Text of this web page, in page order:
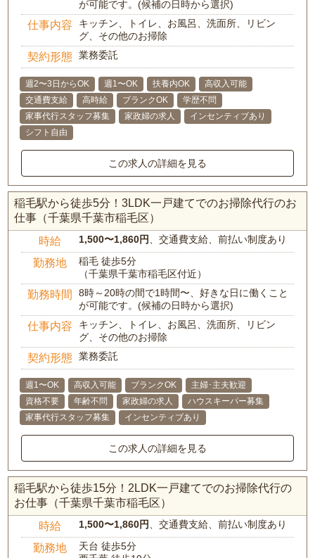
が可能です。(候補の日時から選択)
仕事内容
キッチン、トイレ、お風呂、洗面所、リビン
グ、その他のお掃除
契約形態 業務委託
週2〜3日からOK 週1〜OK 扶養内OK
高収入可能
交通費支給
高時給 ブランクOK
学歴不問
家事代行スタッフ募集
家政婦の求人
インセンティブあり
シフト自由
この求人の詳細を見る
稲毛駅から徒歩5分！3LDK一戸建てでのお掃除代行のお
仕事（千葉県千葉市稲毛区）
時給 1,500〜1,860円 、交通費支給、前払い制度あり
勤務地
稲毛 徒歩5分
（千葉県千葉市稲毛区付近）
勤務時間
8時～20時の間で1時間〜、好きな日に働くこと
が可能です。(候補の日時から選択)
仕事内容
キッチン、トイレ、お風呂、洗面所、リビン
グ、その他のお掃除
契約形態 業務委託
週1〜OK 高収入可能 ブランクOK
主婦･主夫歓迎
資格不要
年齢不問 家政婦の求人
ハウスキーパー募集
家事代行スタッフ募集
インセンティブあり
この求人の詳細を見る
稲毛駅から徒歩15分！2LDK一戸建てでのお掃除代行の
お仕事（千葉県千葉市稲毛区）
時給 1,500〜1,860円 、交通費支給、前払い制度あり
勤務地
天台 徒歩5分